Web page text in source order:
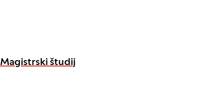
Magistrski študij